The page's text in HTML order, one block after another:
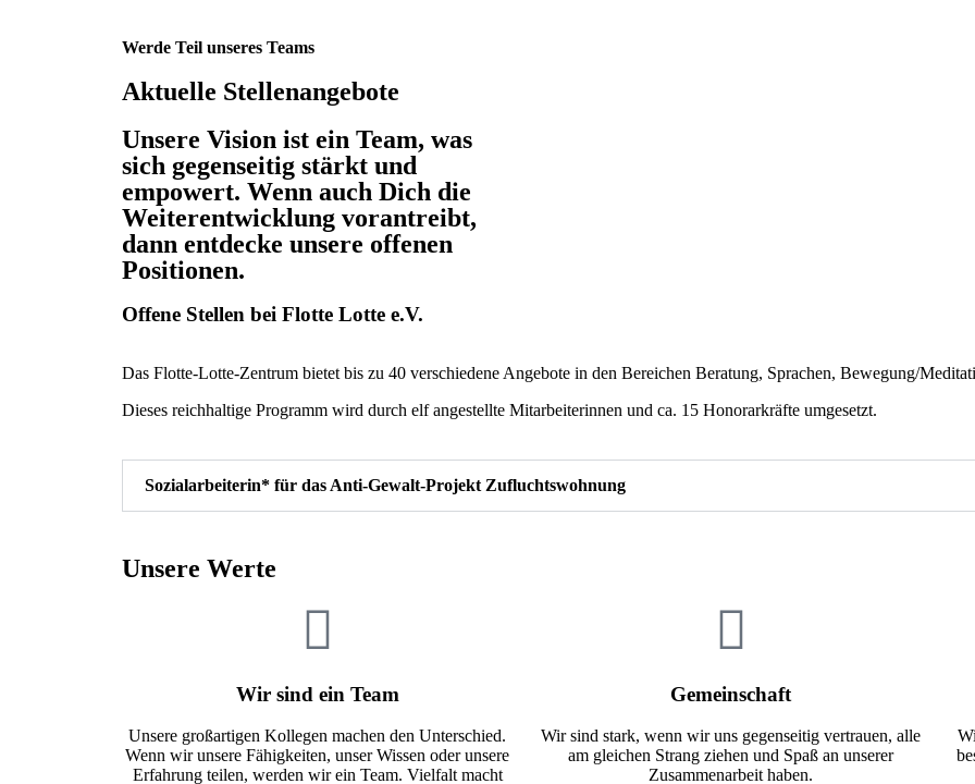
Werde Teil unseres Teams
Aktuelle Stellenangebote
Unsere Vision ist ein Team, was
sich gegenseitig stärkt und
empowert. Wenn auch Dich die
Weiterentwicklung vorantreibt,
dann entdecke unsere offenen
Positionen.
Offene Stellen bei Flotte Lotte e.V.
Das Flotte-Lotte-Zentrum bietet bis zu 40 verschiedene Angebote in den Bereichen Beratung, Sprachen, Bewegung/
Dieses reichhaltige Programm wird durch elf angestellte Mitarbeiterinnen und ca. 15 Honorarkräfte umgesetzt.
Sozialarbeiterin* für das Anti-Gewalt-Projekt Zufluchtswohnung
Unsere Werte
Wir sind ein Team
Unsere großartigen Kollegen machen den Unterschied.
Wenn wir unsere Fähigkeiten, unser Wissen oder unsere
Erfahrung teilen, werden wir ein Team. Vielfalt macht
Gemeinschaft
Wir sind stark, wenn wir uns gegenseitig vertrauen, alle
am gleichen Strang ziehen und Spaß an unserer
Zusammenarbeit haben.